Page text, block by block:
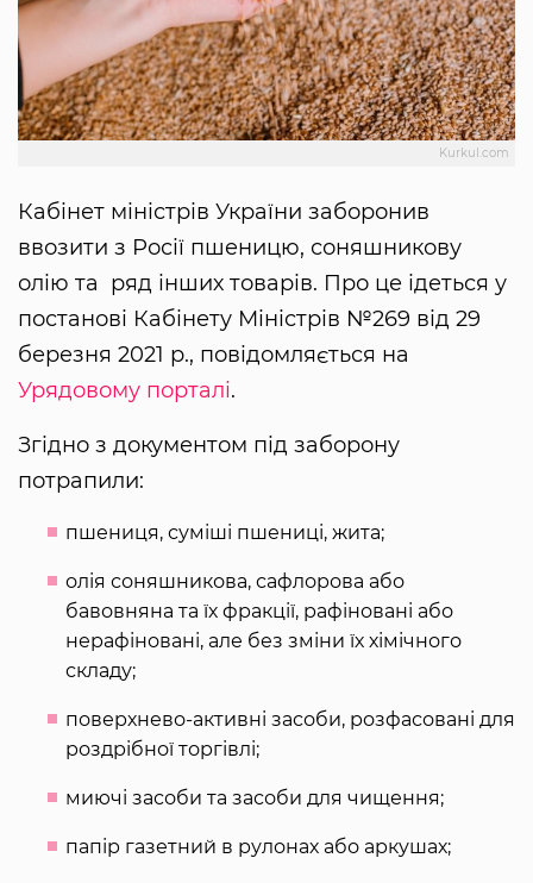
Kurkul.com
Кабінет міністрів України заборонив
ввозити з Росії пшеницю, соняшникову
олію та ряд інших товарів. Про це ідеться у
постанові Кабінету Міністрів №269 від 29
березня 2021 р., повідомляється на
Урядовому порталі.
Згідно з документом під заборону
потрапили:
пшениця, суміші пшениці, жита;
олія соняшникова, сафлорова або
бавовняна та їх фракції, рафіновані або
нерафіновані, але без зміни їх хімічного
складу;
поверхнево-активні засоби, розфасовані для
роздрібної торгівлі;
миючі засоби та засоби для чищення;
папір газетний в рулонах або аркушах;